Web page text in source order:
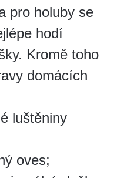
pro holuby se
hodí
Kromě toho
domácích
luštěniny
oves;